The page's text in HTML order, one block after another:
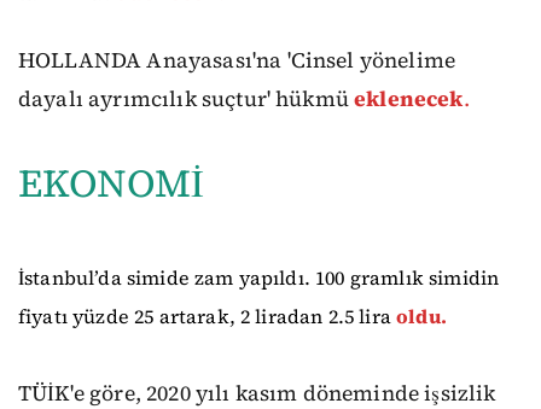
HOLLANDA Anayasası'na 'Cinsel yönelime
dayalı ayrımcılık suçtur' hükmüeklenecek.
EKONOMİ
İstanbul’da simide zam yapıldı. 100 gramlık simidin
fiyatı yüzde 25 artarak, 2 liradan 2.5 liraoldu.
TÜİK'e göre, 2020 yılı kasım döneminde işsizlik